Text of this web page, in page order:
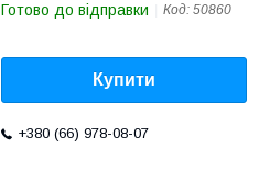
Готово до відправки Код: 50860
Купити
+380 (66) 978-08-07